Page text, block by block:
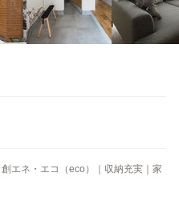
エネ・エコ（eco）｜収納充実｜家